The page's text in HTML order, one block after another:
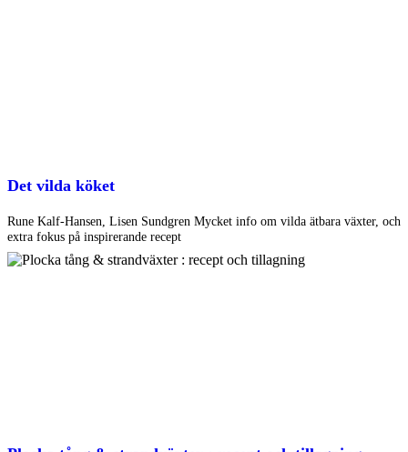
Det vilda köket
Rune Kalf-Hansen, Lisen Sundgren Mycket info om vilda ätbara växter, och
extra fokus på inspirerande recept